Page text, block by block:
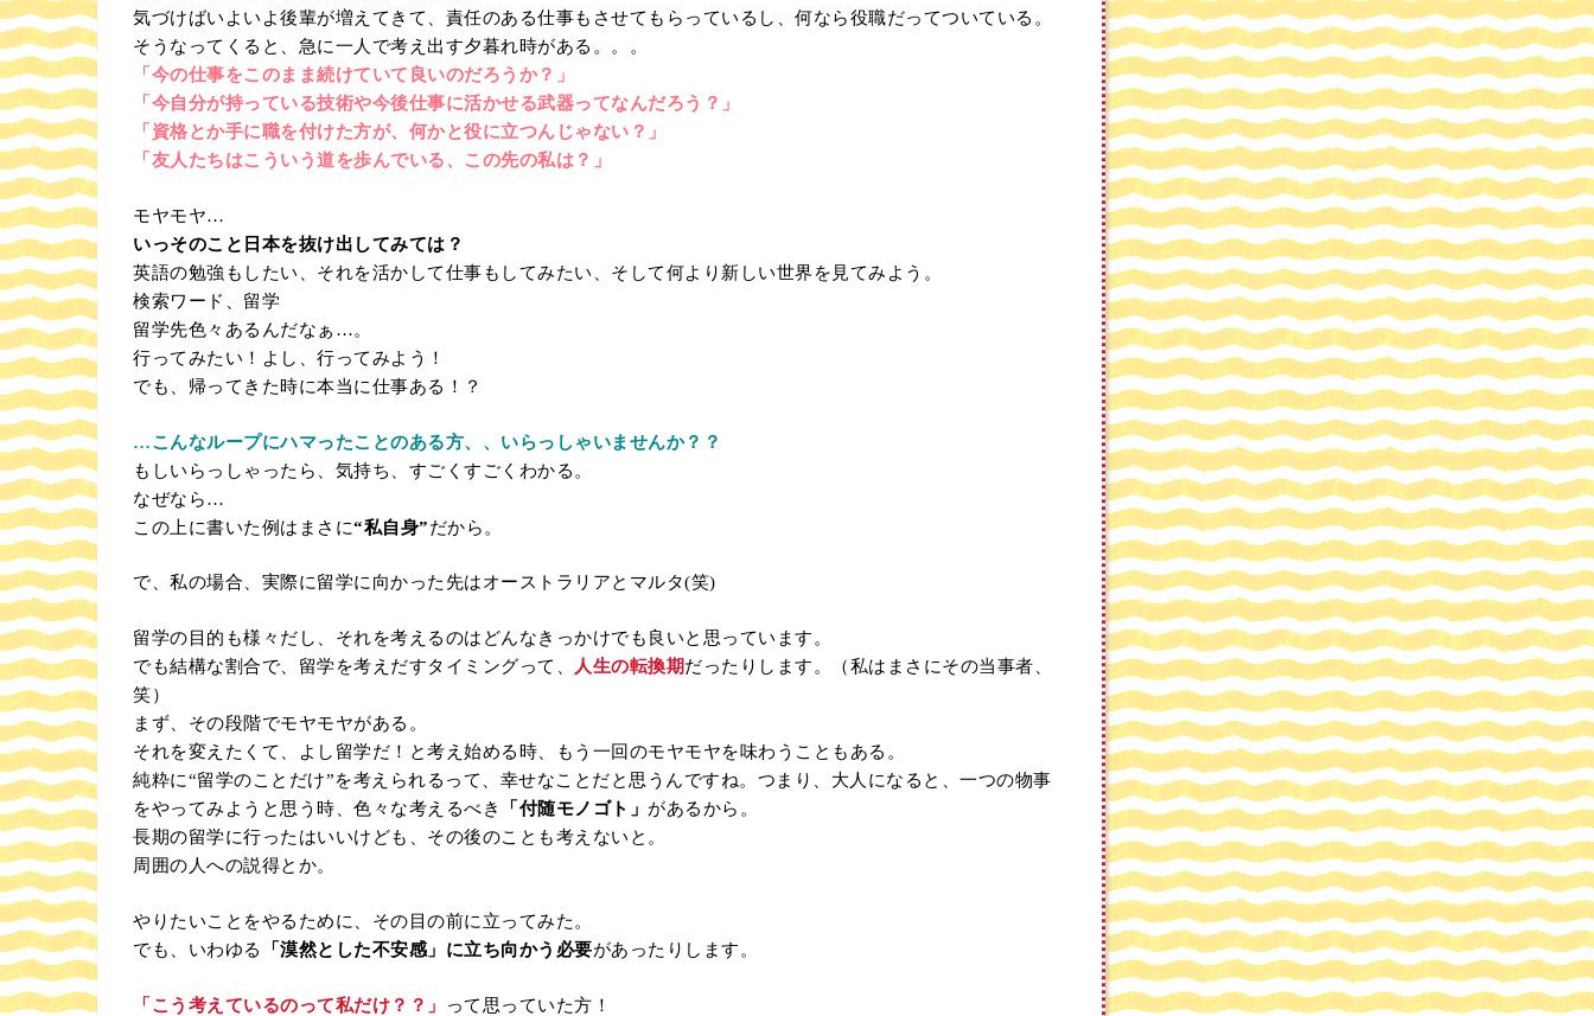
気づけばいよいよ後輩が増えてきて、責任のある仕事もさせてもらっているし、何なら役職だってついている。
そうなってくると、急に一人で考え出す夕暮れ時がある。。。
「今の仕事をこのまま続けていて良いのだろうか？」
「今自分が持っている技術や今後仕事に活かせる武器ってなんだろう？」
「資格とか手に職を付けた方が、何かと役に立つんじゃない？」
「友人たちはこういう道を歩んでいる、この先の私は？」
モヤモヤ…
いっそのこと日本を抜け出してみては？
英語の勉強もしたい、それを活かして仕事もしてみたい、そして何より新しい世界を見てみよう。
検索ワード、留学
留学先色々あるんだなぁ…。
行ってみたい！よし、行ってみよう！
でも、帰ってきた時に本当に仕事ある！？
…こんなループにハマったことのある方、、いらっしゃいませんか？？
もしいらっしゃったら、気持ち、すごくすごくわかる。
なぜなら…
この上に書いた例はまさに“私自身”だから。
で、私の場合、実際に留学に向かった先はオーストラリアとマルタ(笑)
留学の目的も様々だし、それを考えるのはどんなきっかけでも良いと思っています。
でも結構な割合で、留学を考えだすタイミングって、
人生の転換期だったりします。（私はまさにその当事者、
笑）
まず、その段階でモヤモヤがある。
それを変えたくて、よし留学だ！と考え始める時、もう一回のモヤモヤを味わうこともある。
純粋に“留学のことだけ”を考えられるって、幸せなことだと思うんですね。つまり、大人になると、一つの物事
をやってみようと思う時、色々な考えるべき
「付随モノゴト」 があるから。
長期の留学に行ったはいいけども、その後のことも考えないと。
周囲の人への説得とか。
やりたいことをやるために、その目の前に立ってみた。
でも、いわゆる
「漠然とした不安感」に立ち向かう必要があったりします。
「こう考えているのって私だけ？？」
って思っていた方！